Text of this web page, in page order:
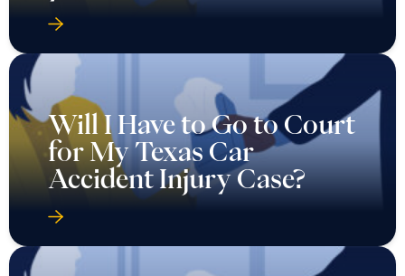
Will I Have to Go to Court
for My Texas Car
Accident Injury Case?